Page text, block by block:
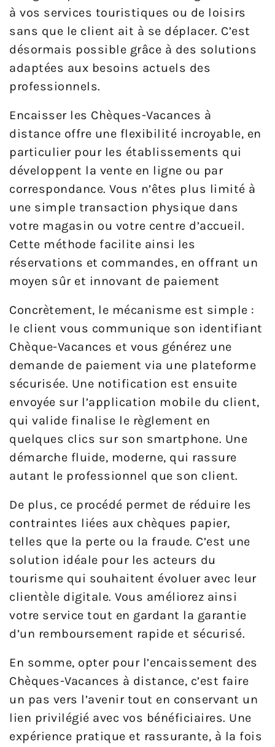
à vos services touristiques ou de loisirs
sans que le client ait à se déplacer. C’est
désormais possible grâce à des solutions
adaptées aux besoins actuels des
professionnels.
Encaisser les Chèques-Vacances à
distance offre une flexibilité incroyable, en
particulier pour les établissements qui
développent la vente en ligne ou par
correspondance. Vous n’êtes plus limité à
une simple transaction physique dans
votre magasin ou votre centre d’accueil.
Cette méthode facilite ainsi les
réservations et commandes, en offrant un
moyen sûr et innovant de paiement
Concrètement, le mécanisme est simple :
le client vous communique son identifiant
Chèque-Vacances et vous générez une
demande de paiement via une plateforme
sécurisée. Une notification est ensuite
envoyée sur l’application mobile du client,
qui valide finalise le règlement en
quelques clics sur son smartphone. Une
démarche fluide, moderne, qui rassure
autant le professionnel que son client.
De plus, ce procédé permet de réduire les
contraintes liées aux chèques papier,
telles que la perte ou la fraude. C’est une
solution idéale pour les acteurs du
tourisme qui souhaitent évoluer avec leur
clientèle digitale. Vous améliorez ainsi
votre service tout en gardant la garantie
d’un remboursement rapide et sécurisé.
En somme, opter pour l’encaissement des
Chèques-Vacances à distance, c’est faire
un pas vers l’avenir tout en conservant un
lien privilégié avec vos bénéficiaires. Une
expérience pratique et rassurante, à la fois